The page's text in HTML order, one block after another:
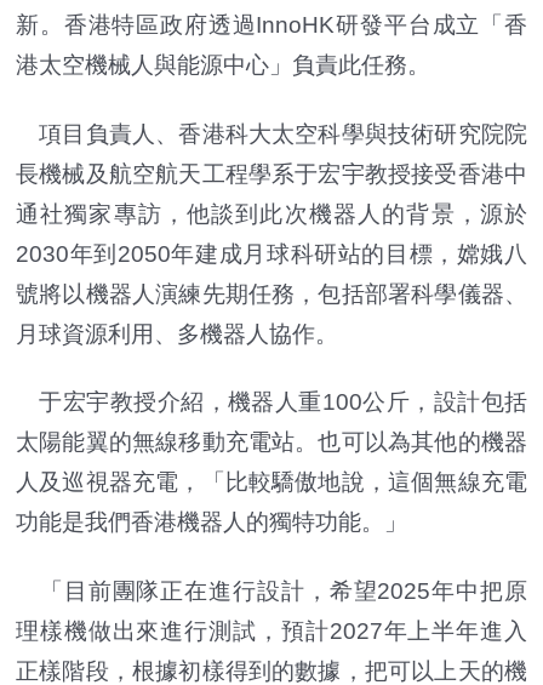
新。香港特區政府透過InnoHK研發平台成立「香
港太空機械人與能源中心」負責此任務。
項目負責人、香港科大太空科學與技術研究院院
長機械及航空航天工程學系于宏宇教授接受香港中
通社獨家專訪，他談到此次機器人的背景，源於
2030年到2050年建成月球科研站的目標，嫦娥八
號將以機器人演練先期任務，包括部署科學儀器、
月球資源利用、多機器人協作。
于宏宇教授介紹，機器人重100公斤，設計包括
太陽能翼的無線移動充電站。也可以為其他的機器
人及巡視器充電，「比較驕傲地說，這個無線充電
功能是我們香港機器人的獨特功能。」
「目前團隊正在進行設計，希望2025年中把原
理樣機做出來進行測試，預計2027年上半年進入
正樣階段，根據初樣得到的數據，把可以上天的機